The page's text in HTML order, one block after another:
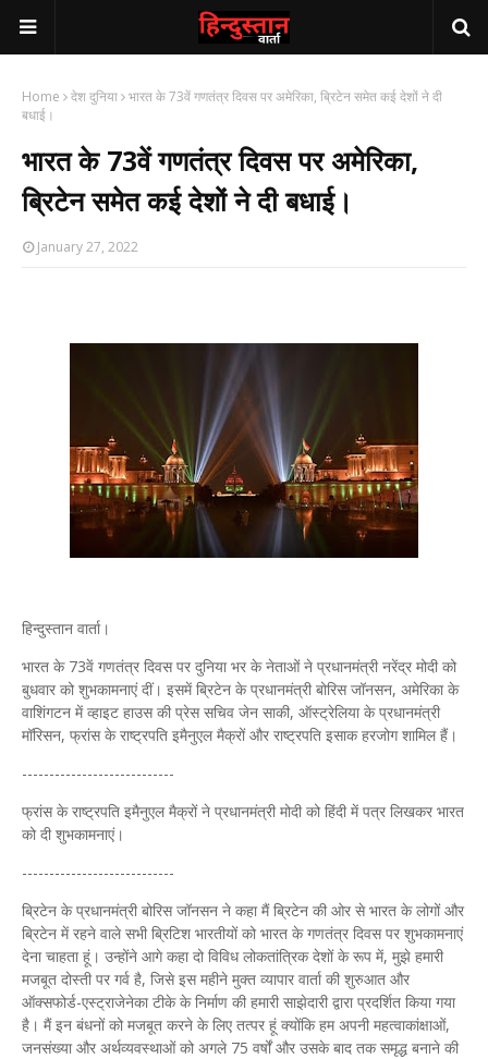
Home देश दुनिया भारत के 73वें गणतंत्र दिवस पर अमेरिका, ब्रिटेन समेत कई देशों ने दी
बधाई।
भारत के 73वें गणतंत्र दिवस पर अमेरिका,
ब्रिटेन समेत कई देशों ने दी बधाई।
January 27, 2022
हिन्दुस्तान वार्ता।
भारत के 73वें गणतंत्र दिवस पर दुनिया भर के नेताओं ने प्रधानमंत्री नरेंद्र मोदी को
बुधवार को शुभकामनाएं दीं। इसमें ब्रिटेन के प्रधानमंत्री बोरिस जॉनसन, अमेरिका के
वाशिंगटन में व्हाइट हाउस की प्रेस सचिव जेन साकी, ऑस्ट्रेलिया के प्रधानमंत्री
मॉरिसन, फ्रांस के राष्ट्रपति इमैनुएल मैक्रों और राष्ट्रपति इसाक हरजोग शामिल हैं।
----------------------------
फ्रांस के राष्ट्रपति इमैनुएल मैक्रों ने प्रधानमंत्री मोदी को हिंदी में पत्र लिखकर भारत
को दी शुभकामनाएं।
----------------------------
ब्रिटेन के प्रधानमंत्री बोरिस जॉनसन ने कहा मैं ब्रिटेन की ओर से भारत के लोगों और
ब्रिटेन में रहने वाले सभी ब्रिटिश भारतीयों को भारत के गणतंत्र दिवस पर शुभकामनाएं
देना चाहता हूं। उन्होंने आगे कहा दो विविध लोकतांत्रिक देशों के रूप में, मुझे हमारी
मजबूत दोस्ती पर गर्व है, जिसे इस महीने मुक्त व्यापार वार्ता की शुरुआत और
ऑक्सफोर्ड-एस्ट्राजेनेका टीके के निर्माण की हमारी साझेदारी द्वारा प्रदर्शित किया गया
है। मैं इन बंधनों को मजबूत करने के लिए तत्पर हूं क्योंकि हम अपनी महत्वाकांक्षाओं,
जनसंख्या और अर्थव्यवस्थाओं को अगले 75 वर्षों और उसके बाद तक समृद्ध बनाने की